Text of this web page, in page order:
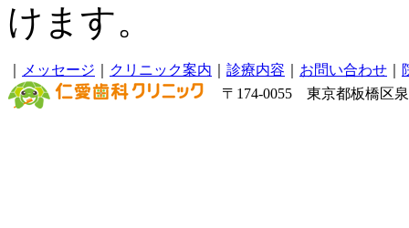
けます。
メッセージ クリニック案内 診療内容 お問い合わせ
〒174-0055 東京都板橋区